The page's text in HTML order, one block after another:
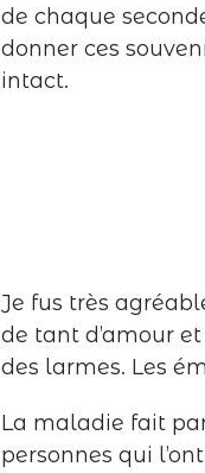
de chaque
donner ces
intact.
Je fus très
de tant d’amour
des larmes. Les
La maladie fait
personnes qui